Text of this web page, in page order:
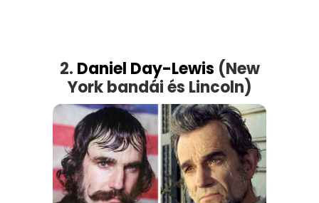
2. Daniel Day-Lewis (New
York bandái és Lincoln)